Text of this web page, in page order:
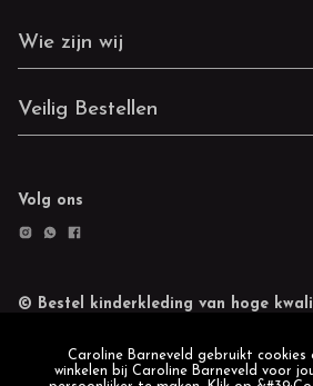
Wie zijn wij
Veilig Bestellen
Volg ons
© Bestel kinderkleding van hoge
Caroline Barneveld gebruikt cookies
winkelen bij Caroline Barneveld voor